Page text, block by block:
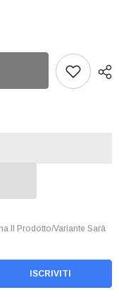
Il Prodotto/variante Sarà
ISCRIVITI